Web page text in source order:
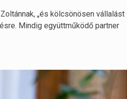
„és kölcsönösen vállalást
Mindig együttműködő partner